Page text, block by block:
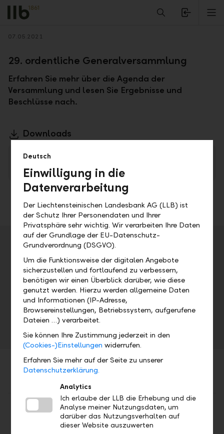
Alerts.Headline
Zurück
07.05.2021
29. ordentliche Generalversammlung
Erfahren Sie mehr über die Agenda der
Versammlung und lesen Sie Ergebnisse und
Beschlüsse nach.
Downloads
Medienmitteilung LLB-Generalversammlung
2021
PDF
Veranstaltungsdetails
Adresse
SAL Schaan
Datum
Fr, 07.05.2021
Uhrzeit
17.00 Uhr
Teilen Drucken
Deutsch
Einwilligung in die
Datenverarbeitung
Der Liechtensteinischen Landesbank AG (LLB) ist
der Schutz Ihrer Personendaten und Ihrer
Privatsphäre sehr wichtig. Wir verarbeiten Ihre Daten
auf der Grundlage der EU-Datenschutz-
Grundverordnung (DSGVO).
Um die Funktionsweise der digitalen Angebote
sicherzustellen und fortlaufend zu verbessern,
benötigen wir einen Überblick darüber, wie diese
genutzt werden. Hierzu werden allgemeine Daten
und Informationen (IP-Adresse,
Browsereinstellungen, Betriebssystem, aufgerufene
Dateien …) verarbeitet.
Sie können Ihre Zustimmung jederzeit in den
(Cookies-)Einstellungen widerrufen.
Erfahren Sie mehr auf der Seite zu unserer
Datenschutzerklärung.
Analytics
Ich erlaube der LLB die Erhebung und die
Analyse meiner Nutzungsdaten, um
darüber das Nutzungsverhalten auf
dieser Website auszuwerten